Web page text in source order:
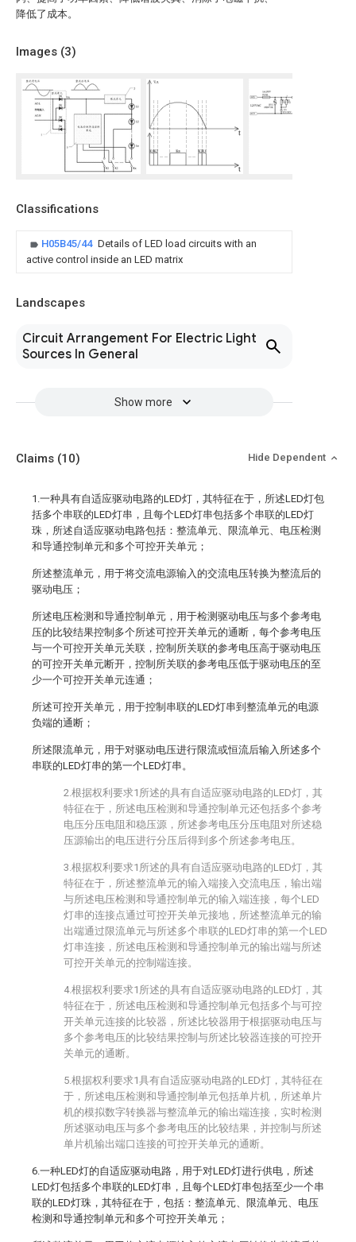
降低了成本。
Images (3)
Classifications
H05B45/44 Details of LED load circuits with an
active control inside an LED matrix
Landscapes
Circuit Arrangement For Electric Light
Sources In General
Show more
Claims (10) Hide Dependent
1.一种具有自适应驱动电路的LED灯，其特征在于，所述LED灯包
括多个串联的LED灯串，且每个LED灯串包括多个串联的LED灯
珠，所述自适应驱动电路包括：整流单元、限流单元、电压检测
和导通控制单元和多个可控开关单元；
所述整流单元，用于将交流电源输入的交流电压转换为整流后的
驱动电压；
所述电压检测和导通控制单元，用于检测驱动电压与多个参考电
压的比较结果控制多个所述可控开关单元的通断，每个参考电压
与一个可控开关单元关联，控制所关联的参考电压高于驱动电压
的可控开关单元断开，控制所关联的参考电压低于驱动电压的至
少一个可控开关单元连通；
所述可控开关单元，用于控制串联的LED灯串到整流单元的电源
负端的通断；
所述限流单元，用于对驱动电压进行限流或恒流后输入所述多个
串联的LED灯串的第一个LED灯串。
2.根据权利要求1所述的具有自适应驱动电路的LED灯，其
特征在于，所述电压检测和导通控制单元还包括多个参考
电压分压电阻和稳压源，所述参考电压分压电阻对所述稳
压源输出的电压进行分压后得到多个所述参考电压。
3.根据权利要求1所述的具有自适应驱动电路的LED灯，其
特征在于，所述整流单元的输入端接入交流电压，输出端
与所述电压检测和导通控制单元的输入端连接，每个LED
灯串的连接点通过可控开关单元接地，所述整流单元的输
出端通过限流单元与所述多个串联的LED灯串的第一个LED
灯串连接，所述电压检测和导通控制单元的输出端与所述
可控开关单元的控制端连接。
4.根据权利要求1所述的具有自适应驱动电路的LED灯，其
特征在于，所述电压检测和导通控制单元包括多个与可控
开关单元连接的比较器，所述比较器用于根据驱动电压与
多个参考电压的比较结果控制与所述比较器连接的可控开
关单元的通断。
5.根据权利要求1具有自适应驱动电路的LED灯，其特征在
于，所述电压检测和导通控制单元包括单片机，所述单片
机的模拟数字转换器与整流单元的输出端连接，实时检测
所述驱动电压与多个参考电压的比较结果，并控制与所述
单片机输出端口连接的可控开关单元的通断。
6.一种LED灯的自适应驱动电路，用于对LED灯进行供电，所述
LED灯包括多个串联的LED灯串，且每个LED灯串包括至少一个串
联的LED灯珠，其特征在于，包括：整流单元、限流单元、电压
检测和导通控制单元和多个可控开关单元；